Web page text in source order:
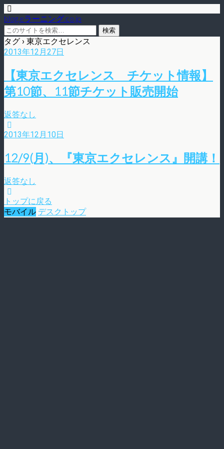
blog.eラーニング.co.jp
タグ › 東京エクセレンス
2013年12月27日
【東京エクセレンス チケット情報】
第10節、11節チケット販売開始
返答なし
2013年12月10日
12/9(月)、『東京エクセレンス』開講！
返答なし
トップに戻る
モバイル デスクトップ